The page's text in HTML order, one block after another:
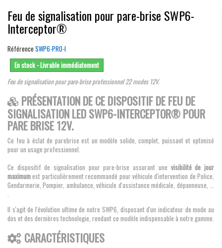
Feu de signalisation pour pare-brise SWP6-
Interceptor®
Référence SWP6-PRO-I
En stock - Livrable immédiatement
Feu de signalisation pour pare-brise professionnel 22 modes 12V.
PRÉSENTATION DE CE DISPOSITIF DE FEU DE
SIGNALISATION LED SWP6-INTERCEPTOR® POUR
PARE BRISE 12V.
Ce feu à éclat de parebrise est un modèle solide, complet, puissant et optimisé
pour un usage professionnel.
Ce dispositif de signalisation pour pare-brise assurant une visibilité de jour
maximumest particulièrement recommandé pour véhicule d'intervention de Police,
Gendarmerie, Pompier, ambulance, véhicule d'assistance médicale, dépanneuse, ...
.
Il s'agit de l'évolution ultime de notre SWP6, disposant d'un indicateur de mode au
dos et des dernières technologie, rendant ce modèle indispensable à notre gamme.
CARACTÉRISTIQUES